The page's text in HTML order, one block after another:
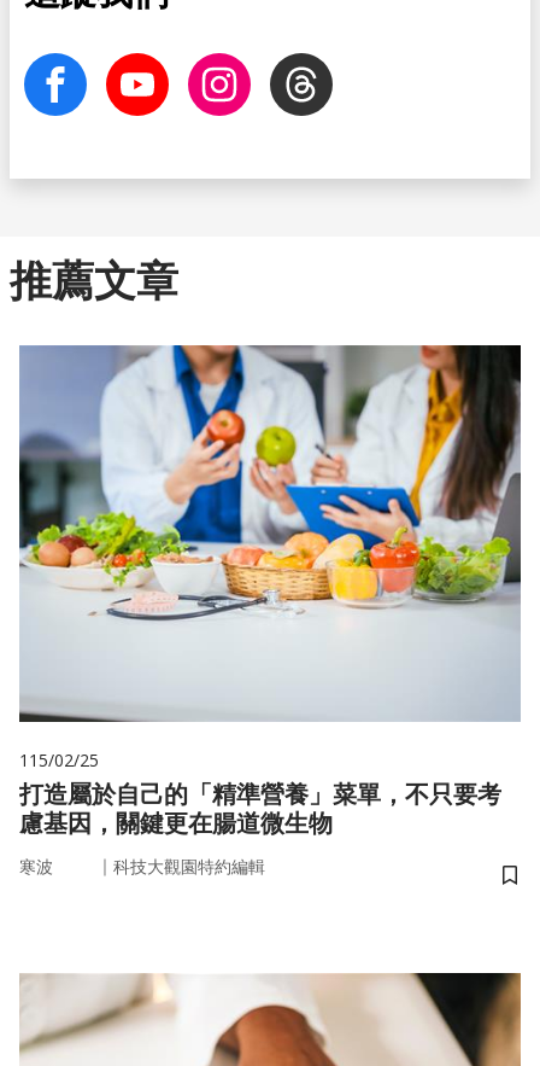
facebook Youtube InstagramThreads
推薦文章
115/02/25
打造屬於自己的「精準營養」菜單，不只要考
慮基因，關鍵更在腸道微生物
寒波 ｜ 科技大觀園特約編輯
儲